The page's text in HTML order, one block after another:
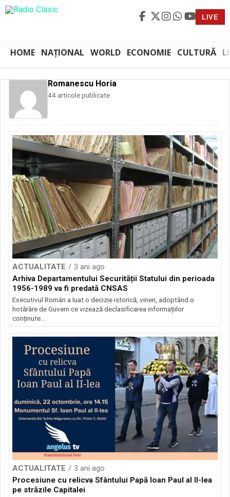
LIVE
HOME NAȚIONAL WORLD ECONOMIE CULTURĂ
Romanescu Horia
44 articole publicate
ACTUALITATE
3 ani ago
Arhiva Departamentului Securității Statului din perioada
1956-1989 va fi predată CNSAS
Executivul Român a luat o decizie istorică, vineri, adoptând o
hotărâre de Guvern ce vizează declasificarea informațiilor
conținute...
ACTUALITATE
3 ani ago
Procesiune cu relicva Sfântului Papă Ioan Paul al II-lea
pe străzile Capitalei